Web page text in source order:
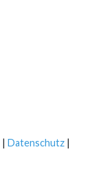
| Datenschutz |